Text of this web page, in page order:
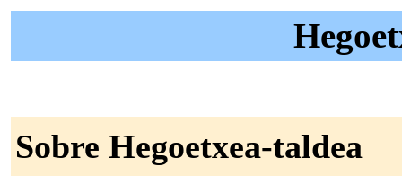
Sobre Hegoetxea-taldea